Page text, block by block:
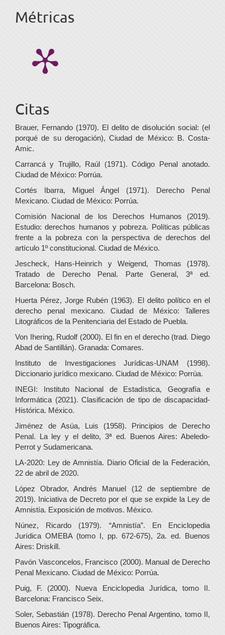
Métricas
Citas
Brauer, Fernando (1970). El delito de disolución social: (el
porqué de su derogación), Ciudad de México: B. Costa-
Amic.
Carrancá y Trujillo, Raúl (1971). Código Penal anotado.
Ciudad de México: Porrúa.
Cortés Ibarra, Miguel Ángel (1971). Derecho Penal
Mexicano. Ciudad de México: Porrúa.
Comisión Nacional de los Derechos Humanos (2019).
Estudio: derechos humanos y pobreza. Políticas públicas
frente a la pobreza con la perspectiva de derechos del
artículo 1º constitucional. Ciudad de México.
Jescheck, Hans-Heinrich y Weigend, Thomas (1978).
Tratado de Derecho Penal. Parte General, 3ª ed.
Barcelona: Bosch.
Huerta Pérez, Jorge Rubén (1963). El delito político en el
derecho penal mexicano. Ciudad de México: Talleres
Litográficos de la Penitenciaria del Estado de Puebla.
Von Ihering, Rudolf (2000). El fin en el derecho (trad. Diego
Abad de Santillán). Granada: Comares.
Instituto de Investigaciones Jurídicas-UNAM (1998).
Diccionario jurídico mexicano. Ciudad de México: Porrúa.
INEGI: Instituto Nacional de Estadística, Geografía e
Informática (2021). Clasificación de tipo de discapacidad-
Histórica. México.
Jiménez de Asúa, Luis (1958). Principios de Derecho
Penal. La ley y el delito, 3ª ed. Buenos Aires: Abeledo-
Perrot y Sudamericana.
LA-2020: Ley de Amnistía. Diario Oficial de la Federación,
22 de abril de 2020.
López Obrador, Andrés Manuel (12 de septiembre de
2019). Iniciativa de Decreto por el que se expide la Ley de
Amnistía. Exposición de motivos. México.
Núnez, Ricardo (1979). “Amnistía”. En Enciclopedia
Jurídica OMEBA (tomo I, pp. 672-675), 2a. ed. Buenos
Aires: Driskill.
Pavón Vasconcelos, Francisco (2000). Manual de Derecho
Penal Mexicano. Ciudad de México: Porrúa.
Puig, F. (2000). Nueva Enciclopedia Jurídica, tomo II.
Barcelona: Francisco Seix.
Soler, Sebastián (1978). Derecho Penal Argentino, tomo II,
Buenos Aires: Tipográfica.